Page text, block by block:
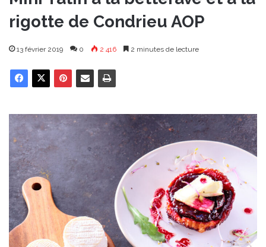
rigotte de Condrieu AOP
13 février 2019 0 2 416 2 minutes de lecture